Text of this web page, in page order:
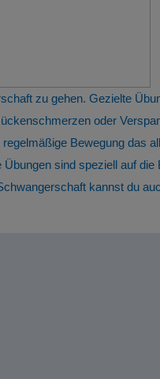
zu gehen. Gezielte
oder
Bewegung das
sind speziell auf
kannst du